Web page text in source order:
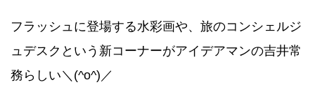
フラッシュに登場する水彩画や、旅のコンシェルジ
ュデスクという新コーナーがアイデアマンの吉井常
務らしい＼(^o^)／